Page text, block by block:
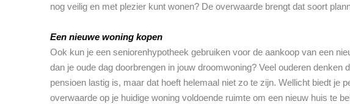
nog veilig en met plezier kunt wonen? De overwaarde brengt dat soort
Een nieuwe woning kopen
Ook kun je een seniorenhypotheek gebruiken voor de aankoop van een
dan je oude dag doorbrengen in jouw droomwoning? Veel ouderen denken
pensioen lastig is, maar dat hoeft helemaal niet zo te zijn. Wellicht biedt je
overwaarde op je huidige woning voldoende ruimte om een nieuw huis te